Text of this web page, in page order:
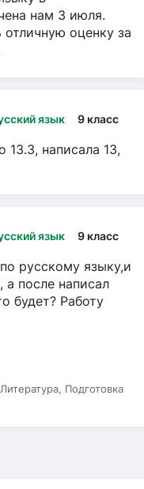
нам 3 июля.
оценку за
язык 9 класс
13.3, написала 13,
язык 9 класс
русскому языку,и
а после написал
будет? Работу
Подготовка